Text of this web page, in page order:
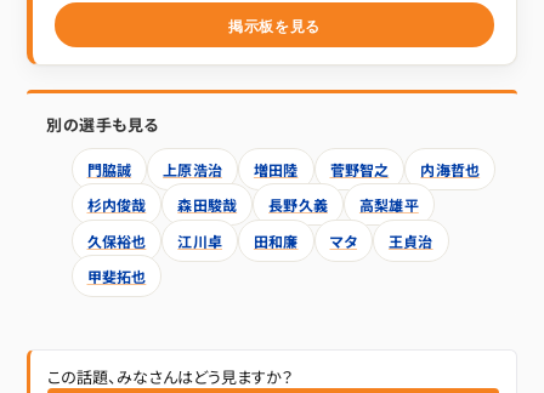
掲示板を見る
別の選手も見る
門脇誠 上原浩治 増田陸 菅野智之
内海哲也
杉内俊哉
森田駿哉 長野久義
高梨雄平
久保裕也
江川卓 田和廉 マタ
王貞治
甲斐拓也
この話題、みなさんはどう見ますか？